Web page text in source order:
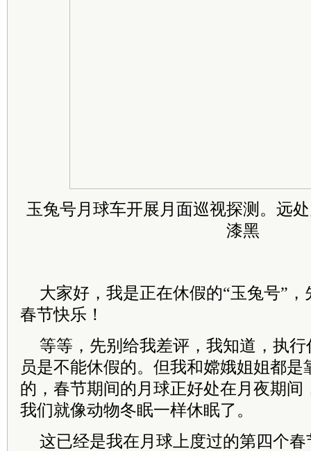
玉兔号月球车开展月面巡视探测。远
漆黑
大家好，我是正在休假的“玉兔号”
春节快乐！
等等，先别给我差评，我知道，执
员是不能休假的。但我和嫦娥姐姐都是
的，春节期间的月球正好处在月夜期间
我们就像动物冬眠一样休眠了。
这已经是我在月球上度过的第四个